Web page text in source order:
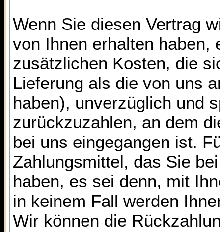
Wenn Sie diesen Vertrag
von Ihnen erhalten haben,
zusätzlichen Kosten, die
Lieferung als die von uns
haben), unverzüglich und
zurückzuzahlen, an dem
bei uns eingegangen ist.
Zahlungsmittel, das Sie
haben, es sei denn, mit
in keinem Fall werden
Wir können die